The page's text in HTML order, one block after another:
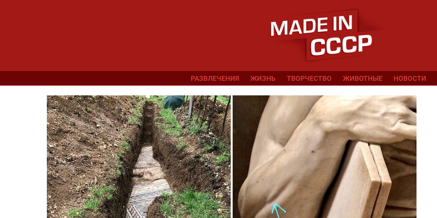
РАЗВЛЕЧЕНИЯ ЖИЗНЬ ТВОРЧЕСТВО ЖИВОТНЫЕ НОВОСТИ